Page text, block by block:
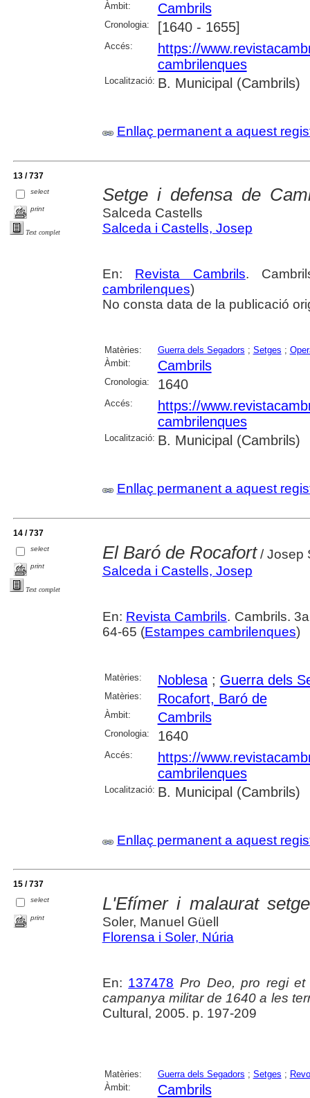
Àmbit: Cambrils
Cronologia: [1640 - 1655]
Accés:
https://
cambrilenques
Localització: B. Municipal (Cambrils)
Enllaç permanent a aquest
13 / 737
select
print
Text complet
Setge i defensa de
Salceda Castells
Salceda i Castells, Josep
En: Revista Cambrils.
cambrilenques)
No consta data de la publicació
Matèries: Guerra dels Segadors ; Setges ;
Àmbit:
Cambrils
Cronologia: 1640
Accés:
https://
cambrilenques
Localització: B. Municipal (Cambrils)
Enllaç permanent a aquest
14 / 737
select
print
Text complet
El Baró de Rocafort/ Josep
Salceda i Castells, Josep
En: Revista Cambrils. Cambrils.
64-65 (Estampes cambrilenques)
Matèries: Noblesa; Guerra dels
Matèries: Rocafort, Baró de
Àmbit: Cambrils
Cronologia: 1640
Accés:
https://
cambrilenques
Localització: B. Municipal (Cambrils)
Enllaç permanent a aquest
15 / 737
select
print
L'Efímer i malaurat
Soler, Manuel Güell
Florensa i Soler, Núria
En: 137478 Pro Deo, pro regi
campanya militar de 1640 a les
Cultural, 2005. p. 197-209
Matèries: Guerra dels Segadors ; Setges ;
Àmbit:
Cambrils